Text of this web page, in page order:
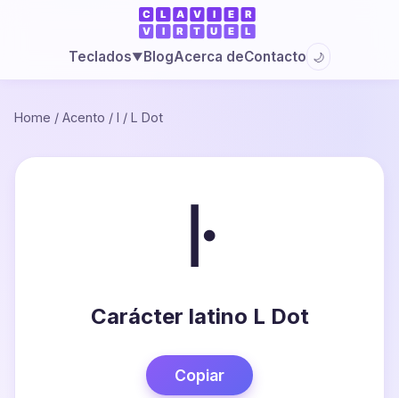
Teclados▼BlogAcerca deContacto 🌙
Home / Acento / l / L Dot
ŀ
Carácter latino L Dot
Copiar